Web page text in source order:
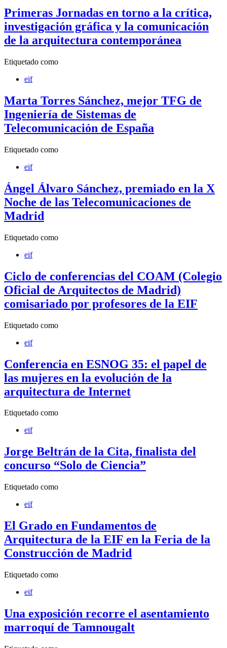
Primeras Jornadas en torno a la crítica,
investigación gráfica y la comunicación
de la arquitectura contemporánea
Etiquetado como
eif
Marta Torres Sánchez, mejor TFG de
Ingeniería de Sistemas de
Telecomunicación de España
Etiquetado como
eif
Ángel Álvaro Sánchez, premiado en la X
Noche de las Telecomunicaciones de
Madrid
Etiquetado como
eif
Ciclo de conferencias del COAM (Colegio
Oficial de Arquitectos de Madrid)
comisariado por profesores de la EIF
Etiquetado como
eif
Conferencia en ESNOG 35: el papel de
las mujeres en la evolución de la
arquitectura de Internet
Etiquetado como
eif
Jorge Beltrán de la Cita, finalista del
concurso “Solo de Ciencia”
Etiquetado como
eif
El Grado en Fundamentos de
Arquitectura de la EIF en la Feria de la
Construcción de Madrid
Etiquetado como
eif
Una exposición recorre el asentamiento
marroquí de Tamnougalt